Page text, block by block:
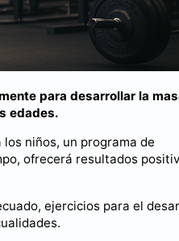
para desarrollar la
edades.
niños, un programa de
ofrecerá resultados
ejercicios para el